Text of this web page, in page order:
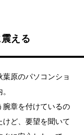
える
葉原のパソコンショ
腕章を付けているの
ど、要望を聞いて